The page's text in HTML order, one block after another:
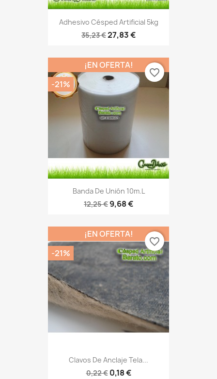
Adhesivo Césped Artificial 5kg
35,23 €27,83 €
Banda De Unión 10m.l
12,25 € 9,68 €
¡EN OFERTA!
-21%
favorite_border
Clavos De Anclaje Tela...
0,22 € 0,18 €
¡EN OFERTA!
-21%
favorite_border